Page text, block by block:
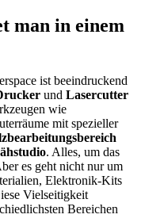
man in einem
ist beeindruckend
und Lasercutter
wie
mit spezieller
. Alles, um das
es geht nicht nur um
Elektronik-Kits
Vielseitigkeit
Bereichen